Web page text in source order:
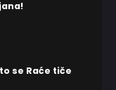
se Raće tiče